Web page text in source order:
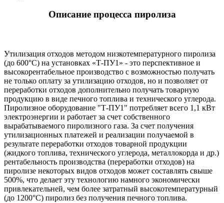
Описание процесса пиролиза
Утилизация отходов методом низкотемпературного пиролиза
(до 600°С) на установках «Т-ПУ1» - это перспективное и
высокорентабельное производство с возможностью получать
не только оплату за утилизацию отходов, но и позволяет от
переработки отходов дополнительно получать товарную
продукцию в виде печного топлива и технического углерода.
Пиролизное оборудование "Т-ПУ1" потребляет всего 1,1 кВт
электроэнергии и работает за счет собственного
вырабатываемого пиролизного газа. За счет получения
утилизационных платежей и реализации получаемой в
результате переработки отходов товарной продукции
(жидкого топлива, технического углерода, металлокорда и др.)
рентабельность производства (переработки отходов) на
пиролизе некоторых видов отходов может составлять свыше
500%, что делает эту технологию намного экономически
привлекательней, чем более затратный высокотемпературный
(до 1200°С) пиролиз без получения печного топлива.